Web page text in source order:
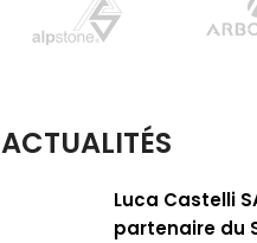
ACTUALITÉS
Luca Castelli
partenaire du